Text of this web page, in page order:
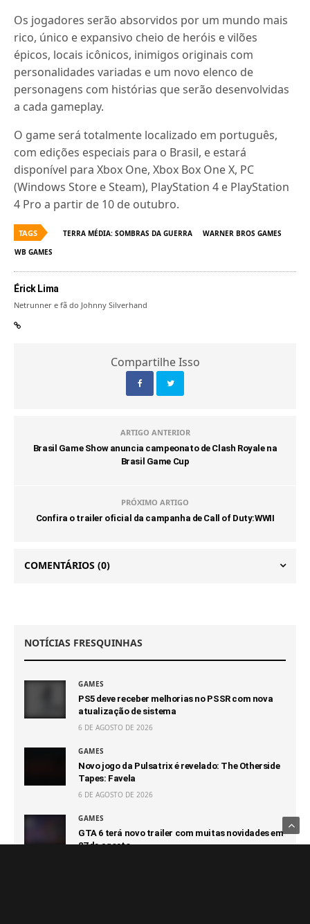
Os jogadores serão absorvidos por um mundo mais
rico, único e expansivo cheio de heróis e vilões
épicos, locais icônicos, inimigos originais com
personalidades variadas e um novo elenco de
personagens com histórias que serão desenvolvidas
a cada gameplay.
O game será totalmente localizado em português,
com edições especiais para o Brasil, e estará
disponível para Xbox One, Xbox Box One X, PC
(Windows Store e Steam), PlayStation 4 e PlayStation
4 Pro a partir de 10 de outubro.
TAGS TERRA MÉDIA: SOMBRAS DA GUERRA
WARNER BROS GAMES
WB GAMES
Érick Lima
Netrunner e fã do Johnny Silverhand
Compartilhe Isso
ARTIGO ANTERIOR
Brasil Game Show anuncia campeonato de Clash Royale na
Brasil Game Cup
PRÓXIMO ARTIGO
Confira o trailer oficial da campanha de Call of Duty:WWII
COMENTÁRIOS (0)
NOTÍCIAS FRESQUINHAS
GAMES
PS5 deve receber melhorias no PSSR com nova
atualização de sistema
6 DE AGOSTO DE 2026
GAMES
Novo jogo da Pulsatrix é revelado: The Otherside
Tapes: Favela
6 DE AGOSTO DE 2026
GAMES
GTA 6 terá novo trailer com muitas novidades em
27 de agosto